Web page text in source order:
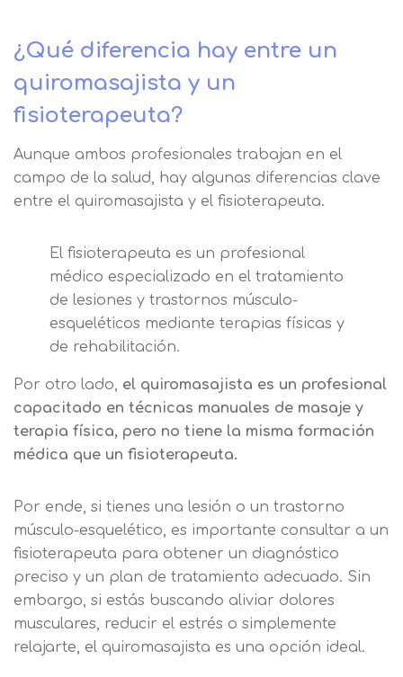
¿Qué diferencia hay entre un
quiromasajista y un
fisioterapeuta?
Aunque ambos profesionales trabajan en el
campo de la salud, hay algunas diferencias clave
entre el quiromasajista y el fisioterapeuta.
El fisioterapeuta es un profesional
médico especializado en el tratamiento
de lesiones y trastornos músculo-
esqueléticos mediante terapias físicas y
de rehabilitación.
Por otro lado, el quiromasajista es un profesional
capacitado en técnicas manuales de masaje y
terapia física, pero no tiene la misma formación
médica que un fisioterapeuta.
Por ende, si tienes una lesión o un trastorno
músculo-esquelético, es importante consultar a un
fisioterapeuta para obtener un diagnóstico
preciso y un plan de tratamiento adecuado. Sin
embargo, si estás buscando aliviar dolores
musculares, reducir el estrés o simplemente
relajarte, el quiromasajista es una opción ideal.
información
Nombre
Apellidos